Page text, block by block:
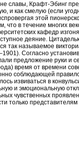
славы, Крафт-Эбинг
и как смелую (если
этой
что в течение многих
кафедр
деяние.
так называемое
Согласно
предложение руки и
время от времени
соблюдающей
извиваться в
и эмоциональную
чувственных
только представителям